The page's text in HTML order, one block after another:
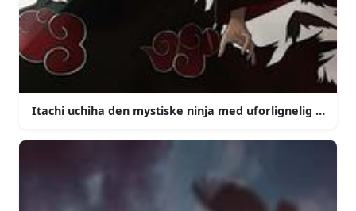
Itachi uchiha den mystiske ninja med uforlignelig magt